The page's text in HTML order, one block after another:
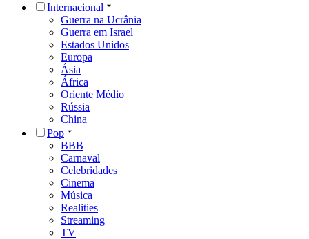
Internacional
Guerra na Ucrânia
Guerra em Israel
Estados Unidos
Europa
Ásia
África
Oriente Médio
Rússia
China
Pop
BBB
Carnaval
Celebridades
Cinema
Música
Realities
Streaming
TV